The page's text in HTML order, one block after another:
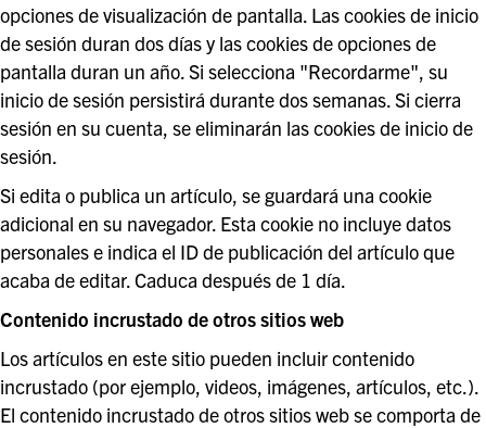
opciones de visualización de pantalla. Las cookies de inicio
de sesión duran dos días y las cookies de opciones de
pantalla duran un año. Si selecciona "Recordarme", su
inicio de sesión persistirá durante dos semanas. Si cierra
sesión en su cuenta, se eliminarán las cookies de inicio de
sesión.
Si edita o publica un artículo, se guardará una cookie
adicional en su navegador. Esta cookie no incluye datos
personales e indica el ID de publicación del artículo que
acaba de editar. Caduca después de 1 día.
Contenido incrustado de otros sitios web
Los artículos en este sitio pueden incluir contenido
incrustado (por ejemplo, videos, imágenes, artículos, etc.).
El contenido incrustado de otros sitios web se comporta de